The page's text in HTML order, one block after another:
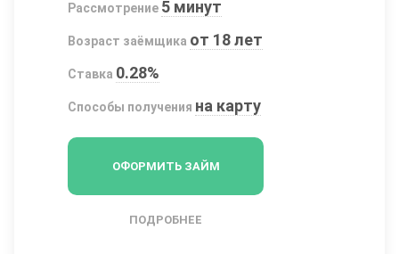
Рассмотрение 5 минут
Возраст заёмщика от 18 лет
Ставка 0.28%
Способы получения на карту
ОФОРМИТЬ ЗАЙМ
ПОДРОБНЕЕ